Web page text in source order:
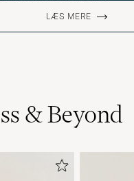
LÆS MERE
& Beyond